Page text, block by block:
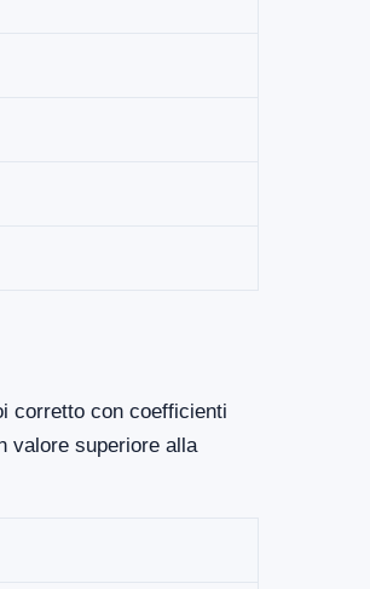
corretto con coefficienti
valore superiore alla